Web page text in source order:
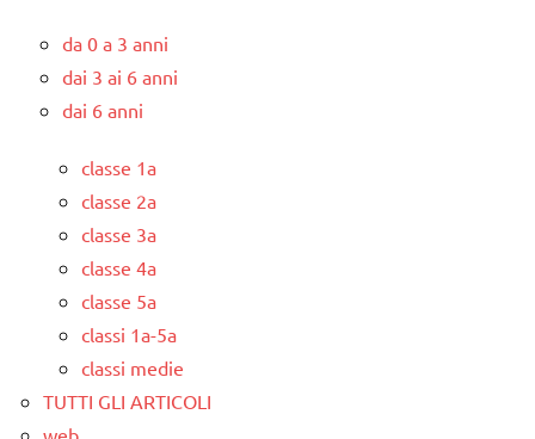
da 0 a 3 anni
dai 3 ai 6 anni
dai 6 anni
classe 1a
classe 2a
classe 3a
classe 4a
classe 5a
classi 1a-5a
classi medie
TUTTI GLI ARTICOLI